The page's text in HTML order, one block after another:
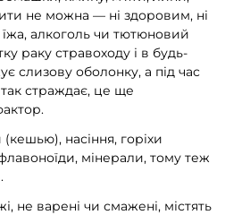
не можна — ні здоровим, ні
алкоголь чи тютюновий
раку стравоходу і в будь-
слизову оболонку, а під час
страждає, це ще
(кешью), насіння, горіхи
мінерали, тому теж
не варені чи смажені, містять